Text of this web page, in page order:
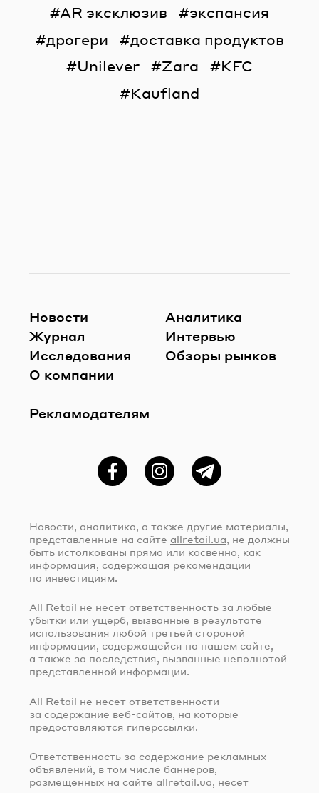
AR эксклюзив
экспансия
дрогери
доставка продуктов
Unilever
Zara
KFC
Kaufland
Новости
Журнал
Исследования
О компании
Рекламодателям
Аналитика
Интервью
Обзоры рынков
ФейсбукInstagramTelegram
Новости, аналитика, а также другие материалы,
представленные на сайте allretail.ua, не должны
быть истолкованы прямо или косвенно, как
информация, содержащая рекомендации
по инвестициям.
All Retail не несет ответственность за любые
убытки или ущерб, вызванные в результате
использования любой третьей стороной
информации, содержащейся на нашем сайте,
а также за последствия, вызванные неполнотой
представленной информации.
All Retail не несет ответственности
за содержание веб-сайтов, на которые
предоставляются гиперссылки.
Ответственность за содержание рекламных
объявлений, в том числе баннеров,
размещенных на сайте allretail.ua, несет